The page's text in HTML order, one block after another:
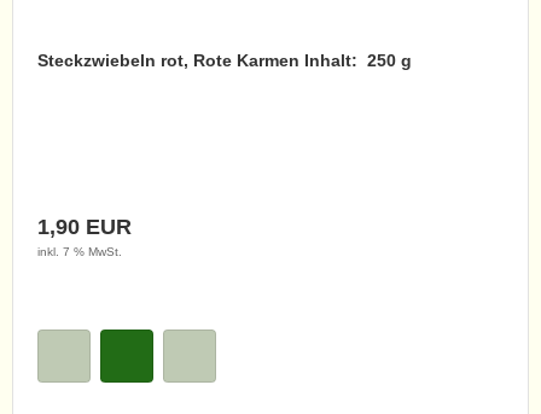
Steckzwiebeln rot, Rote Karmen Inhalt: 250 g
1,90 EUR
inkl. 7 % MwSt.